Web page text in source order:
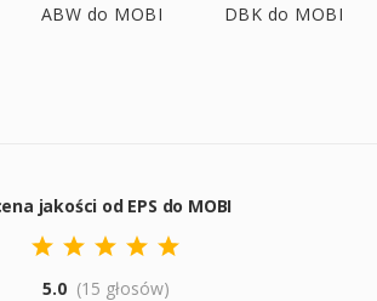
ABW do MOBI DBK do MOBI
jakości od EPS do MOBI
5.0 (15 głosów)